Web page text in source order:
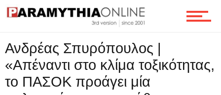
Ανδρέας Σπυρόπουλος |
«Απέναντι στο κλίμα τοξικότητας,
το ΠΑΣΟΚ προάγει μία